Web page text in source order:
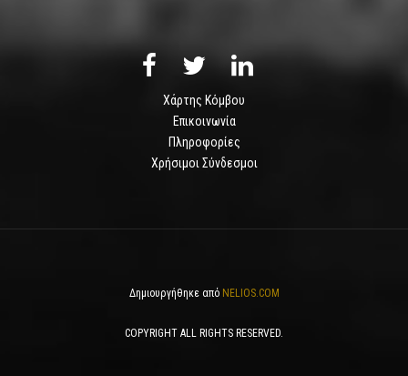
Χάρτης Κόμβου
Επικοινωνία
Πληροφορίες
Χρήσιμοι Σύνδεσμοι
Δημιουργήθηκε από NELIOS.COM
COPYRIGHT ALL RIGHTS RESERVED.